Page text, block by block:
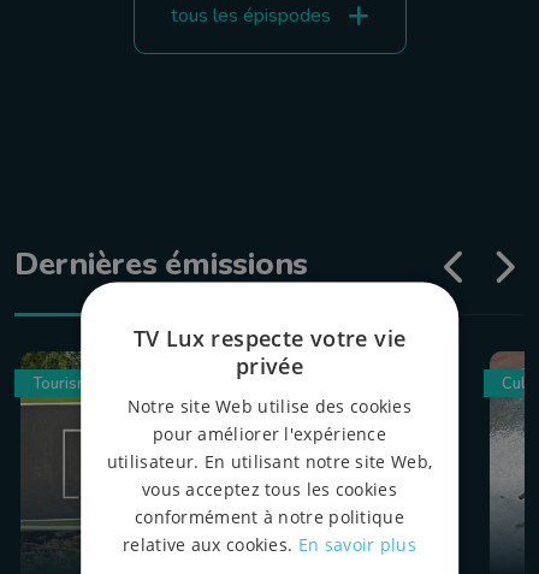
tous les épispodes
Dernières émissions
Tourisme
TV Lux respecte votre vie
privée
Notre site Web utilise des cookies
pour améliorer l'expérience
utilisateur. En utilisant notre site Web,
vous acceptez tous les cookies
conformément à notre politique
relative aux cookies. En savoir plus